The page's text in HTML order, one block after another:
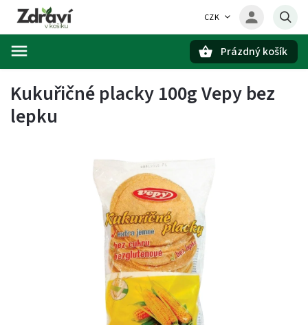
CZK
Prázdný košík
Kukuřičné placky 100g Vepy bez
lepku